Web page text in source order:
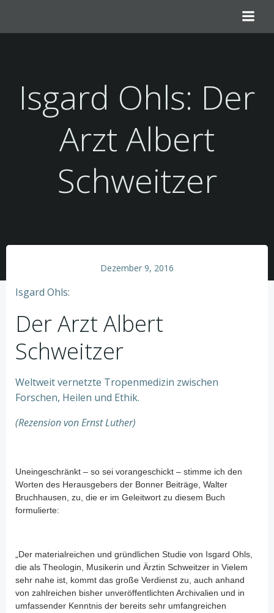
springen
Isgard Ohls: Der
Arzt Albert
Schweitzer
Dezember 9, 2016
Isgard Ohls:
Der Arzt Albert
Schweitzer
Weltweit vernetzte Tropenmedizin zwischen
Forschen, Heilen und Ethik.
(Rezension von Ernst Luther)
Uneingeschränkt – so sei vorangeschickt – stimme ich den
Worten des Herausgebers der Bonner Beiträge, Walter
Bruchhausen, zu, die er im Geleitwort zu diesem Buch
formulierte:
„Der materialreichen und gründlichen Studie von Isgard Ohls,
die als Theologin, Musikerin und Ärztin Schweitzer in Vielem
sehr nahe ist, kommt das große Verdienst zu, auch anhand
von zahlreichen bisher unveröffentlichten Archivalien und in
umfassender Kenntnis der bereits sehr umfangreichen